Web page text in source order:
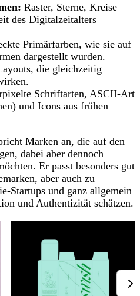
Raster, Sterne, Kreise
des Digitalzeitalters
Primärfarben, wie sie auf
dargestellt wurden.
die gleichzeitig
Schriftarten, ASCII-Art
und Icons aus frühen
Marken an, die auf den
dabei aber dennoch
Er passt besonders gut
aber auch zu
Startups und ganz allgemein
und Authentizität schätzen.